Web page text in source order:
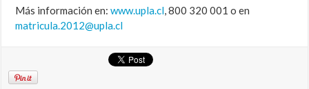
Más información en:www.upla.cl, 800 320 001 o en
matricula.2012@upla.cl